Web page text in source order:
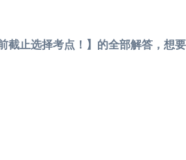
选择考点！】的全部解答，想